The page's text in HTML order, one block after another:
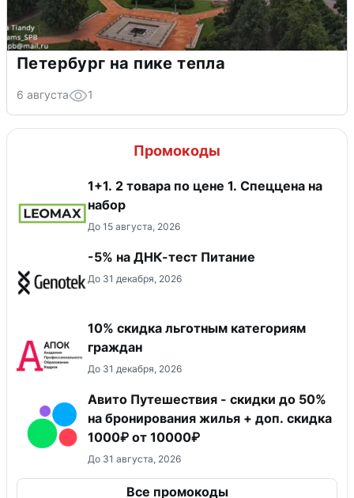
Петербург на пике тепла
6 августа 1
Промокоды
1+1. 2 товара по цене 1. Спеццена на
набор
До 15 августа, 2026
-5% на ДНК-тест Питание
До 31 декабря, 2026
10% скидка льготным категориям
граждан
До 31 декабря, 2026
Авито Путешествия - скидки до 50%
на бронирования жилья + доп. скидка
1000₽ от 10000₽
До 31 августа, 2026
Все промокоды